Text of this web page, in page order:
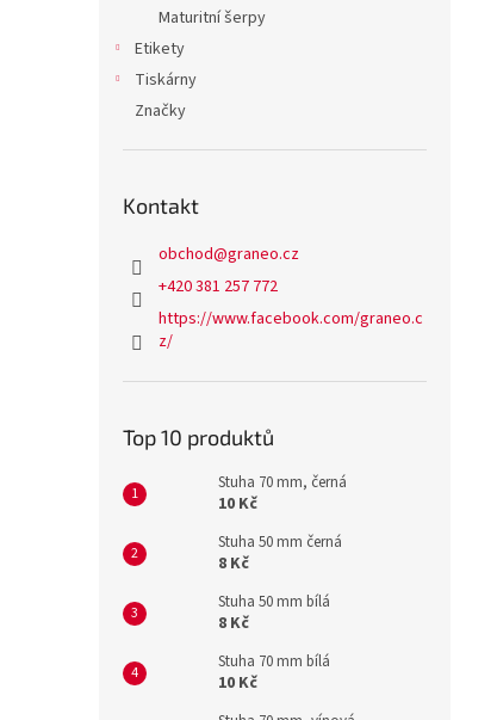
Maturitní šerpy
Etikety
Tiskárny
Značky
Kontakt
obchod@graneo.cz
+420 381 257 772
https://www.facebook.com/graneo.c
z/
Top 10 produktů
Stuha 70 mm, černá
10 Kč
Stuha 50 mm černá
8 Kč
Stuha 50 mm bílá
8 Kč
Stuha 70 mm bílá
10 Kč